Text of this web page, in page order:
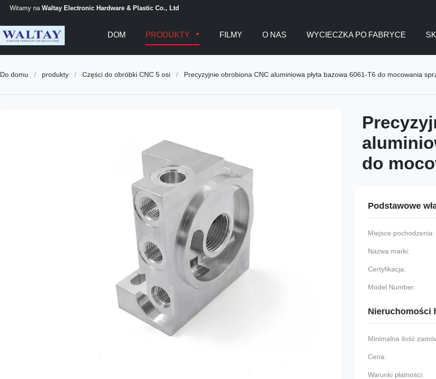
Witamy na Waltay Electronic Hardware & Plastic Co., Ltd
DOM PRODUKTY FILMY O NAS WYCIECZKA PO FABRYCE
Do domu / produkty / Części do obróbki CNC 5 osi / Precyzyjnie obrobiona CNC aluminiowa płyta bazowa 6061-T6 do mocowania
do
Podstawowe
Miejsce pochodzenia:
Nazwa marki:
Certyfikacja:
Model Number:
Nieruchomości
Minimalna ilość
Cena:
Warunki płatności: